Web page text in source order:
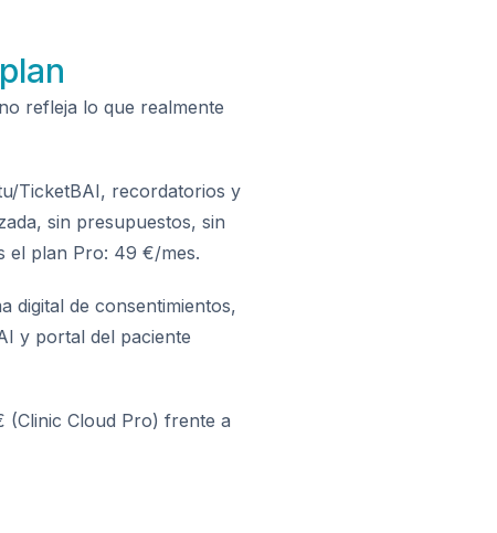
refleja lo que realmente
TicketBAI, recordatorios y
sin presupuestos, sin
el plan Pro: 49 €/mes.
digital de consentimientos,
y portal del paciente
(Clinic Cloud Pro) frente a